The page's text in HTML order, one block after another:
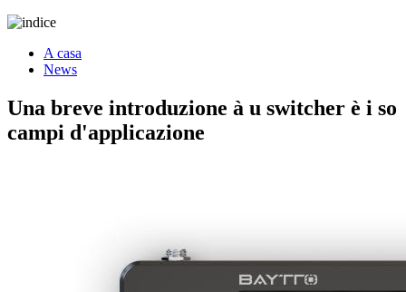
A casa
News
Una breve introduzione à u switcher è i so
campi d'applicazione